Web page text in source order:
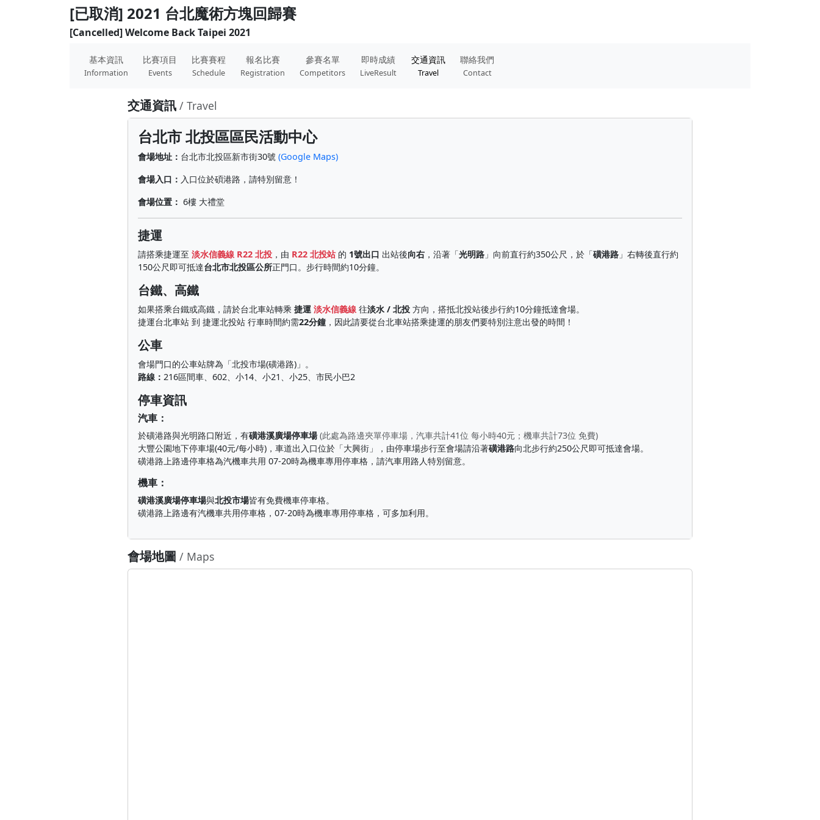
[已取消] 2021 台北魔術方塊回歸賽
[Cancelled] Welcome Back Taipei 2021
基本資訊
Information
比賽項目
Events
比賽賽程
Schedule
報名比賽
Registration
參賽名單
Competitors
即時成績
LiveResult
交通資訊
Travel
聯絡我們
Contact
交通資訊 / Travel
台北市 北投區區民活動中心
會場地址： 台北市北投區新市街30號 (Google Maps)
會場入口： 入口位於碩港路，請特別留意！
會場位置： 6樓 大禮堂
捷運
請搭乘捷運至 淡水信義線 R22 北投 ，由 R22 北投站的 1號出口 出站後向右 ，沿著「光明路 」向前直行約350公尺，於「磺港路 」右轉後直行約
150公尺即可抵達台北市北投區公所正門口。步行時間約10分鐘。
台鐵、高鐵
如果搭乘台鐵或高鐵，請於台北車站轉乘 捷運 淡水信義線 往淡水 / 北投 方向，搭抵北投站後步行約10分鐘抵達會場。
捷運台北車站 到 捷運北投站 行車時間約需22分鐘，因此請要從台北車站搭乘捷運的朋友們要特別注意出發的時間！
公車
會場門口的公車站牌為「北投市場(磺港路)」。
路線： 216區間車、602、小14、小21、小25、市民小巴2
停車資訊
汽車：
於磺港路與光明路口附近，有磺港溪廣場停車場 (此處為路邊夾單停車場，汽車共計41位 每小時40元；機車共計73位 免費)
大豐公園地下停車場(40元/每小時)，車道出入口位於「大興街」，由停車場步行至會場請沿著磺港路向北步行約250公尺即可抵達會場。
磺港路上路邊停車格為汽機車共用 07-20時為機車專用停車格，請汽車用路人特別留意。
機車：
磺港溪廣場停車場與北投市場皆有免費機車停車格。
磺港路上路邊有汽機車共用停車格，07-20時為機車專用停車格，可多加利用。
會場地圖 / Maps